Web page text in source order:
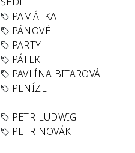
PAMÁTKA
PÁNOVÉ
PARTY
PÁTEK
PAVLÍNA BITAROVÁ
PENÍZE
PETR LUDWIG
PETR NOVÁK